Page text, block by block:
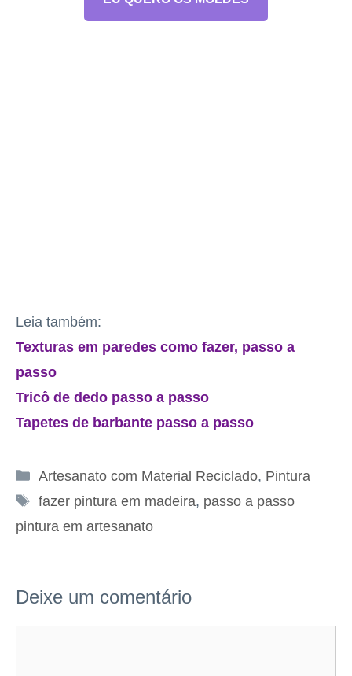
Leia também:
Texturas em paredes como fazer, passo a
passo
Tricô de dedo passo a passo
Tapetes de barbante passo a passo
Categorias
Artesanato com Material Reciclado, Pintura
Tags
fazer pintura em madeira, passo a passo
pintura em artesanato
Deixe um comentário